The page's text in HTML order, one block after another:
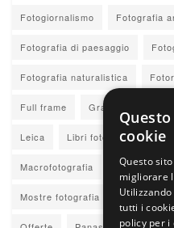
Fotogiornalismo Fotografia
Fotografia di paesaggio
Fotografia naturalistica
Full frame Grandi autori
Leica Libri fotografia
Macrofotografia Maestri
Mostre fotografia Nikkor Z
cookie
Questo
migliorare
tutti i
policy per i